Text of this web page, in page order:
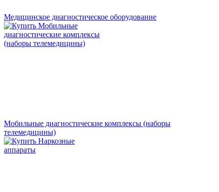
Медицинское диагностическое оборудование
Мобильные диагностические комплексы (наборы
телемедицины)